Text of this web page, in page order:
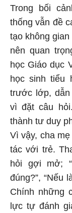
Trong bối
thống vẫn đề
tạo không
nên quan
học Giáo dục
học sinh tiểu
trước lớp, dẫn
vì đặt câu
thành tư duy
Vì vậy, cha
tác với trẻ.
hỏi gợi mở;
đúng?”, “Nếu
Chính những
lực tự đánh